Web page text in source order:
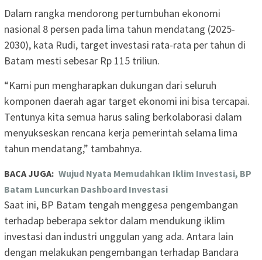
Dalam rangka mendorong pertumbuhan ekonomi
nasional 8 persen pada lima tahun mendatang (2025-
2030), kata Rudi, target investasi rata-rata per tahun di
Batam mesti sebesar Rp 115 triliun.
“Kami pun mengharapkan dukungan dari seluruh
komponen daerah agar target ekonomi ini bisa tercapai.
Tentunya kita semua harus saling berkolaborasi dalam
menyukseskan rencana kerja pemerintah selama lima
tahun mendatang,” tambahnya.
BACA JUGA: Wujud Nyata Memudahkan Iklim Investasi, BP
Batam Luncurkan Dashboard Investasi
Saat ini, BP Batam tengah menggesa pengembangan
terhadap beberapa sektor dalam mendukung iklim
investasi dan industri unggulan yang ada. Antara lain
dengan melakukan pengembangan terhadap Bandara